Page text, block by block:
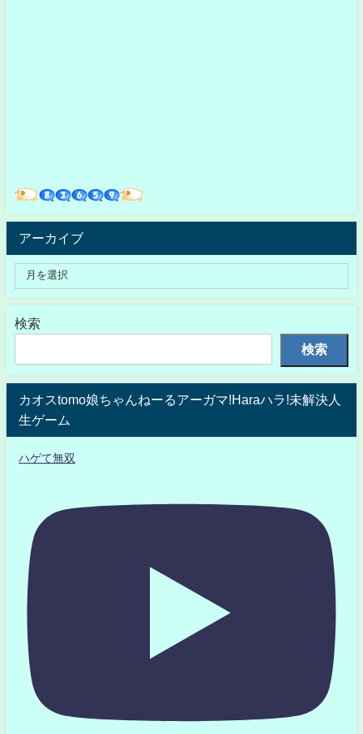
アーカイブ
検索
検索
カオスtomo娘ちゃんねーるアーガマ!Haraハラ!未解決人
生ゲーム
ハゲて無双